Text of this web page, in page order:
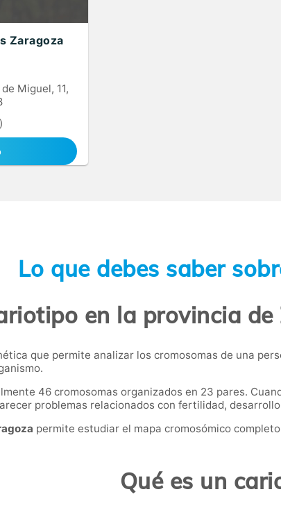
Zaragoza
Miguel, 11,
Lo que debes saber
en la provincia de
que permite analizar los cromosomas de una
46 cromosomas organizados en 23 pares.
problemas relacionados con fertilidad,
permite estudiar el mapa cromosómico
Qué es un